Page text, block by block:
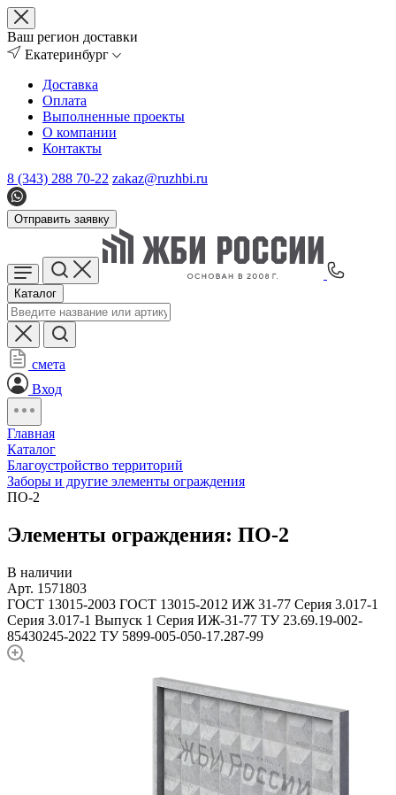
Ваш регион доставки
Екатеринбург
Доставка
Оплата
Выполненные проекты
О компании
Контакты
8 (343) 288 70-22 zakaz@ruzhbi.ru
Отправить заявку
Каталог
смета
Вход
Главная
Каталог
Благоустройство территорий
Заборы и другие элементы ограждения
ПО-2
Элементы ограждения: ПО-2
В наличии
Арт. 1571803
ГОСТ 13015-2003 ГОСТ 13015-2012 ИЖ 31-77 Серия 3.017-1
Серия 3.017-1 Выпуск 1 Серия ИЖ-31-77 ТУ 23.69.19-002-
85430245-2022 ТУ 5899-005-050-17.287-99